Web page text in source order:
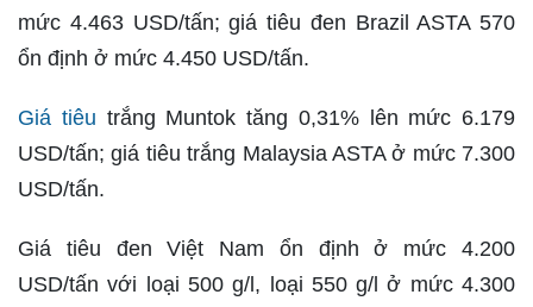
mức 4.463 USD/tấn; giá tiêu đen Brazil ASTA 570
ổn định ở mức 4.450 USD/tấn.
Giá tiêu trắng Muntok tăng 0,31% lên mức 6.179
USD/tấn; giá tiêu trắng Malaysia ASTA ở mức 7.300
USD/tấn.
Giá tiêu đen Việt Nam ổn định ở mức 4.200
USD/tấn với loại 500 g/l, loại 550 g/l ở mức 4.300